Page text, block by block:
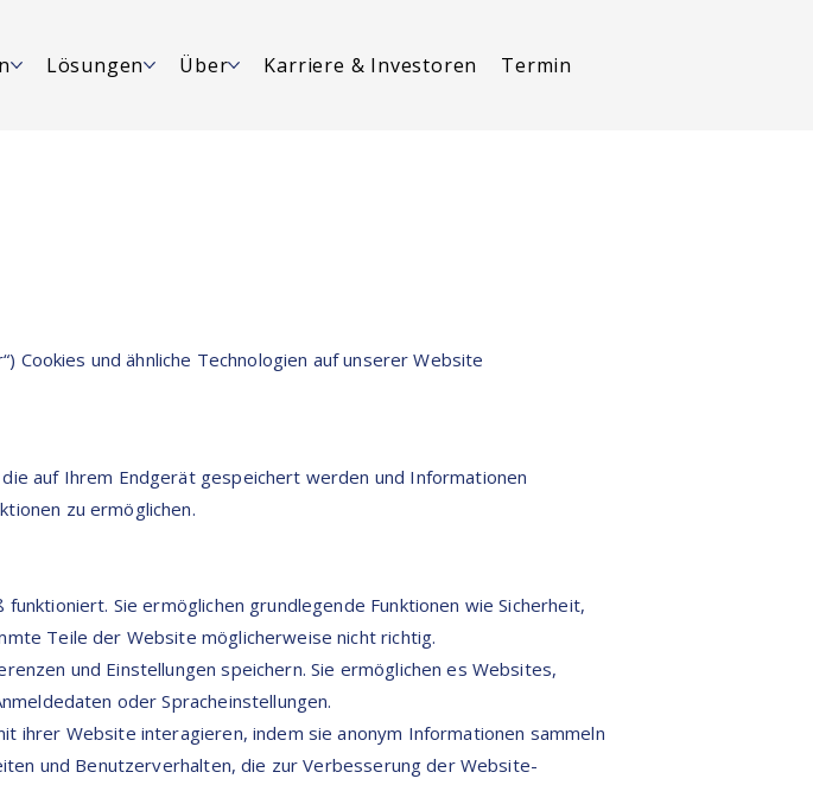
Lösungen Über Karriere & Investoren Termin
Cookies und ähnliche Technologien auf unserer Website
auf Ihrem Endgerät gespeichert werden und Informationen
zu ermöglichen.
Sie ermöglichen grundlegende Funktionen wie Sicherheit,
Teile der Website möglicherweise nicht richtig.
und Einstellungen speichern. Sie ermöglichen es Websites,
oder Spracheinstellungen.
ihrer Website interagieren, indem sie anonym Informationen sammeln
und Benutzerverhalten, die zur Verbesserung der Website-